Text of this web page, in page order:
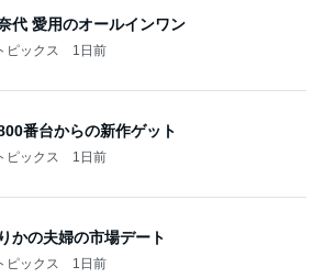
代 愛用のオールインワン
ピックス 1日前
番台からの新作ゲット
ピックス 1日前
かの夫婦の市場デート
ピックス 1日前